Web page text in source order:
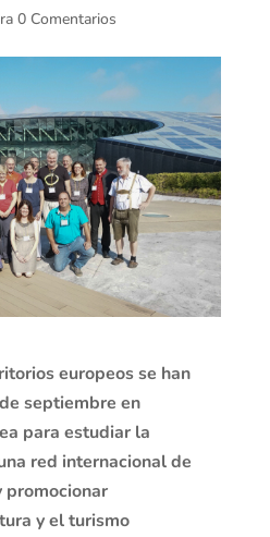
0 Comentarios
europeos se han
septiembre en
para estudiar la
red internacional de
promocionar
y el turismo